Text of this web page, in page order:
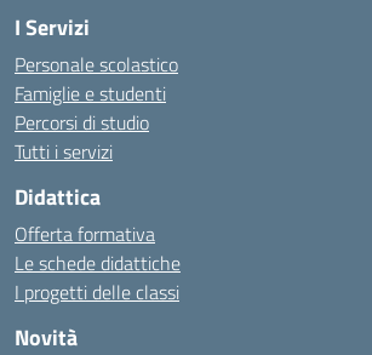
I Servizi
Personale scolastico
Famiglie e studenti
Percorsi di studio
Tutti i servizi
Didattica
Offerta formativa
Le schede didattiche
I progetti delle classi
Novità